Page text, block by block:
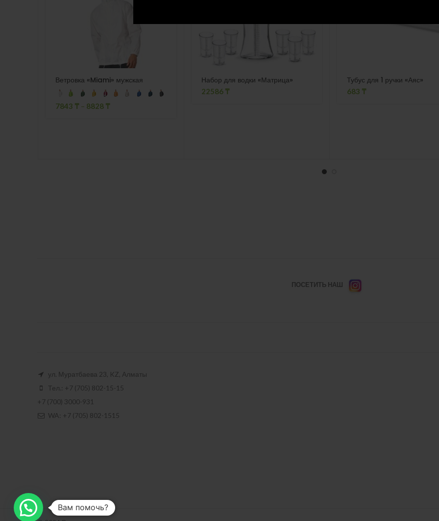
Ветровка «Miami» мужская
7843 ₸ – 8828 ₸
Набор для водки «Матрица»
22586 ₸
Тубус для 1 ручки «Аяс»
683 ₸
ПОСЕТИТЬ НАШ
ул. Муратбаева 23, KZ, Алматы
Тел.: +7 (705) 802-15-15
+7 (700) 3000-931
WA: +7 (705) 802-1515
Вам помочь?